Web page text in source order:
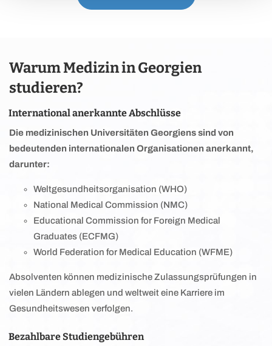
Warum Medizin in Georgien
studieren?
International anerkannte Abschlüsse
Die medizinischen Universitäten Georgiens sind von
bedeutenden internationalen Organisationen anerkannt,
darunter:
Weltgesundheitsorganisation (WHO)
National Medical Commission (NMC)
Educational Commission for Foreign Medical
Graduates (ECFMG)
World Federation for Medical Education (WFME)
Absolventen können medizinische Zulassungsprüfungen in
vielen Ländern ablegen und weltweit eine Karriere im
Gesundheitswesen verfolgen.
Bezahlbare Studiengebühren